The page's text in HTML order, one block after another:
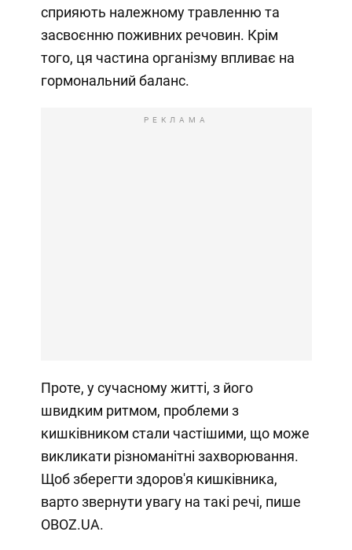
сприяють належному травленню та
засвоєнню поживних речовин. Крім
того, ця частина організму впливає на
гормональний баланс.
РЕКЛАМА
Проте, у сучасному житті, з його
швидким ритмом, проблеми з
кишківником стали частішими, що може
викликати різноманітні захворювання.
Щоб зберегти здоров'я кишківника,
варто звернути увагу на такі речі, пише
OBOZ.UA.